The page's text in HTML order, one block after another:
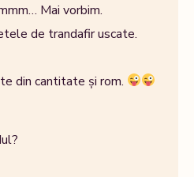
Mai vorbim.
de trandafir uscate.
din cantitate și rom.